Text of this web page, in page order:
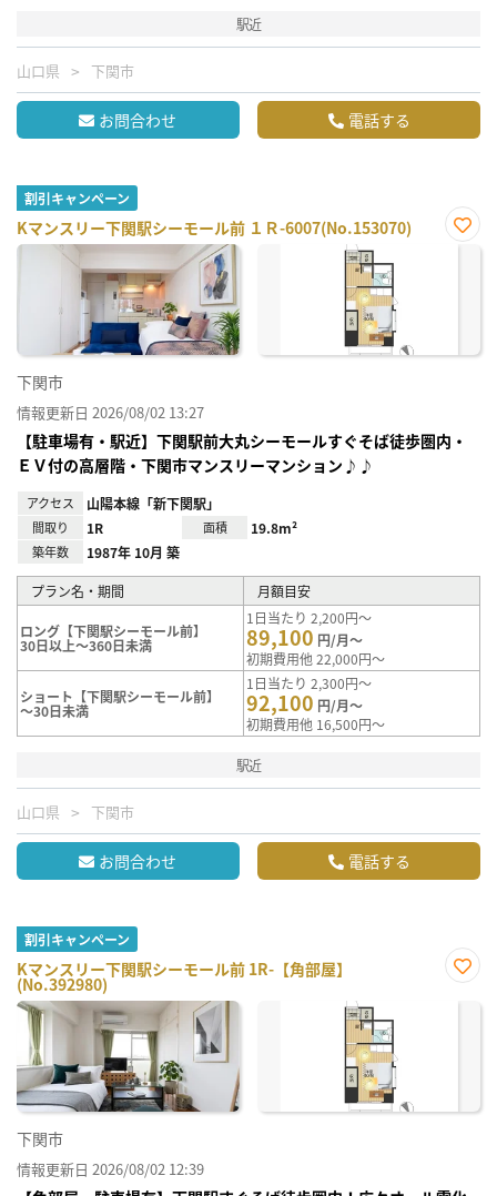
駅近
山口県 下関市
お問合わせ 電話する
割引キャンペーン
Kマンスリー下関駅シーモール前 １Ｒ-6007(No.153070)
お気
下関市
情報更新日 2026/08/02 13:27
【駐車場有・駅近】下関駅前大丸シーモールすぐそば徒歩圏内・
ＥＶ付の高層階・下関市マンスリーマンション♪♪
アクセス 山陽本線「新下関駅」
間取り 1R 面積 19.8m²
築年数 1987年 10月 築
プラン名・期間 月額目安
ロング【下関駅シーモール前】
30日以上～360日未満
1日当たり 2,200円～
89,100 円/月～
初期費用他 22,000円～
ショート【下関駅シーモール前】
～30日未満
1日当たり 2,300円～
92,100 円/月～
初期費用他 16,500円～
駅近
山口県 下関市
お問合わせ 電話する
割引キャンペーン
Kマンスリー下関駅シーモール前 1R-【角部屋】
(No.392980)
に入
下関市
情報更新日 2026/08/02 12:39